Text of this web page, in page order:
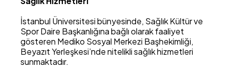
İstanbul Üniversitesi bünyesinde, Sağlık Kültür ve
Spor Daire Başkanlığına bağlı olarak faaliyet
gösteren Mediko Sosyal Merkezi Başhekimliği,
Beyazıt Yerleşkesi’nde nitelikli sağlık hizmetleri
sunmaktadır.